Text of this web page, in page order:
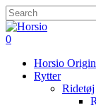
Skip
to
main
Close
Search
search
account
0
Horsio
Rytter
Ridetøj